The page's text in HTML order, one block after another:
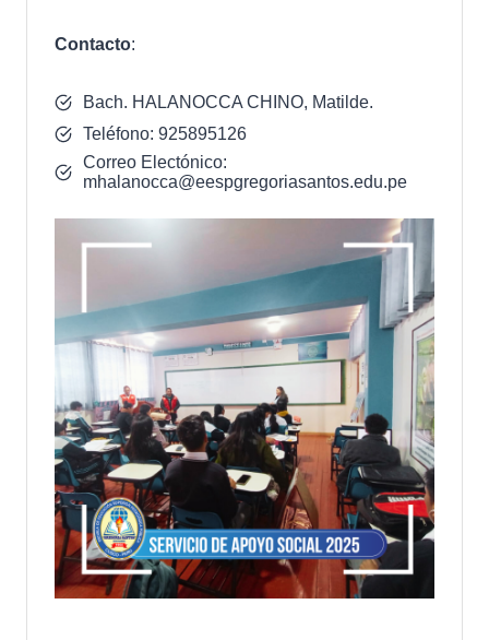
Contacto:
Bach. HALANOCCA CHINO, Matilde.
Teléfono: 925895126
Correo Electónico:
mhalanocca@eespgregoriasantos.edu.pe